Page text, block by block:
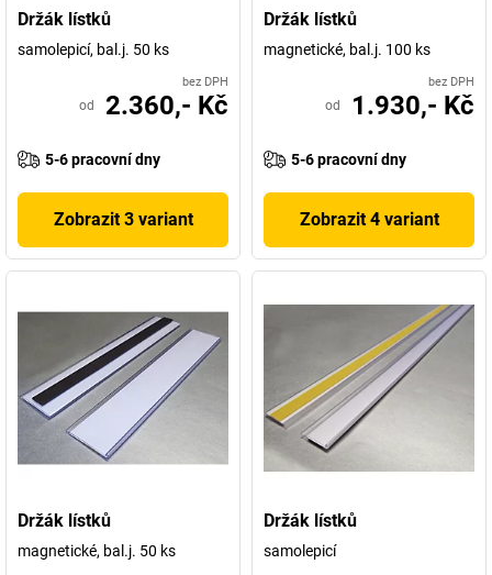
Držák lístků
samolepicí, bal.j. 50 ks
bez DPH
od 2.360,- Kč
5-6 pracovní dny
Zobrazit 3 variant
Držák lístků
magnetické, bal.j. 100 ks
bez DPH
od 1.930,- Kč
5-6 pracovní dny
Zobrazit 4 variant
Držák lístků
magnetické, bal.j. 50 ks
Držák lístků
samolepicí